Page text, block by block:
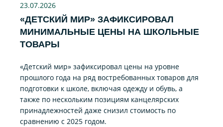
23.07.2026
«ДЕТСКИЙ МИР» ЗАФИКСИРОВАЛ
МИНИМАЛЬНЫЕ ЦЕНЫ НА ШКОЛЬНЫЕ
ТОВАРЫ
«Детский мир» зафиксировал цены на уровне
прошлого года на ряд востребованных товаров для
подготовки к школе, включая одежду и обувь, а
также по нескольким позициям канцелярских
принадлежностей даже снизил стоимость по
сравнению с 2025 годом.